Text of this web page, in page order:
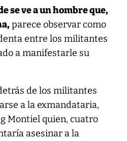
se ve a un hombre que,
parece observar como
entre los militantes
a manifestarle su
de los militantes
a la exmandataria,
Montiel quien, cuatro
asesinar a la